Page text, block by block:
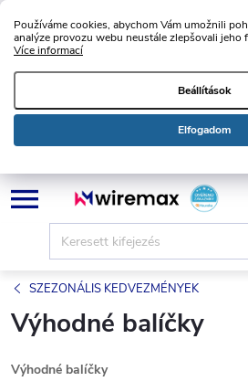
Používáme cookies, abychom Vám umožnili
analýze provozu webu neustále zlepšovali jeho
Více informací
Beállítások
Elfogadom
Ugrás
SZEZONÁLIS KEDVEZMÉNYEK
Výhodné balíčky
Výhodné balíčky